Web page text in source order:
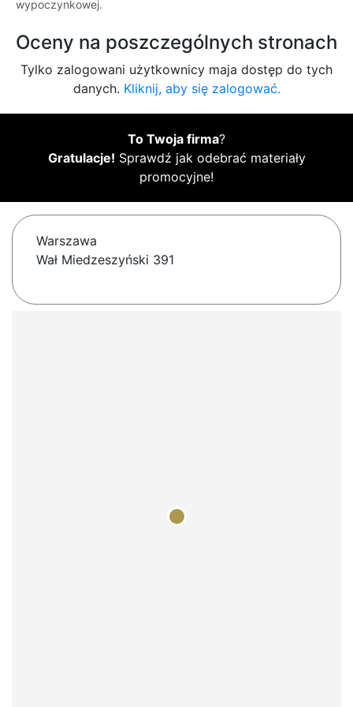
wypoczynkowej.
Oceny na poszczególnych stronach
Tylko zalogowani użytkownicy maja dostęp do tych
danych. Kliknij, aby się zalogować.
To Twoja firma?
Gratulacje! Sprawdź jak odebrać materiały
promocyjne!
Warszawa
Wał Miedzeszyński 391